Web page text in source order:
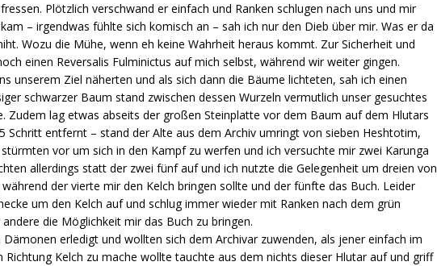
Plötzlich verschwand er einfach und Ranken schlugen nach uns und mir
– irgendwas fühlte sich komisch an – sah ich nur den Dieb über mir. Was er da
Wozu die Mühe, wenn eh keine Wahrheit heraus kommt. Zur Sicherheit und
einen Reversalis Fulminictus auf mich selbst, während wir weiter gingen.
unserem Ziel näherten und als sich dann die Bäume lichteten, sah ich einen
schwarzer Baum stand zwischen dessen Wurzeln vermutlich unser gesuchtes
Zudem lag etwas abseits der großen Steinplatte vor dem Baum auf dem Hlutars
Schritt entfernt – stand der Alte aus dem Archiv umringt von sieben Heshtotim,
vor um sich in den Kampf zu werfen und ich versuchte mir zwei Karunga
allerdings statt der zwei fünf auf und ich nutzte die Gelegenheit um dreien von
der vierte mir den Kelch bringen sollte und der fünfte das Buch. Leider
um den Kelch auf und schlug immer wieder mit Ranken nach dem grün
die Möglichkeit mir das Buch zu bringen.
erledigt und wollten sich dem Archivar zuwenden, als jener einfach im
Richtung Kelch zu mache wollte tauchte aus dem nichts dieser Hlutar auf und griff